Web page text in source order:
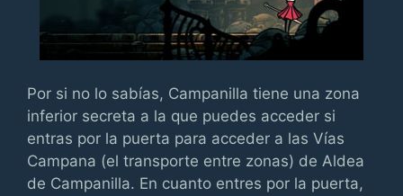
Por si no lo sabías, Campanilla tiene una zona
inferior secreta a la que puedes acceder si
entras por la puerta para acceder a las Vías
Campana (el transporte entre zonas) de Aldea
de Campanilla. En cuanto entres por la puerta,